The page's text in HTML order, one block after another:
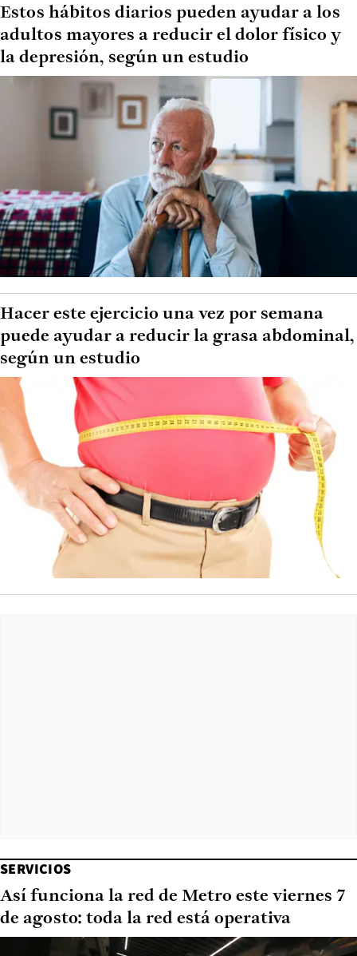
Estos hábitos diarios pueden ayudar a los
adultos mayores a reducir el dolor físico y
la depresión, según un estudio
Hacer este ejercicio una vez por semana
puede ayudar a reducir la grasa abdominal,
según un estudio
SERVICIOS
Así funciona la red de Metro este viernes 7
de agosto: toda la red está operativa